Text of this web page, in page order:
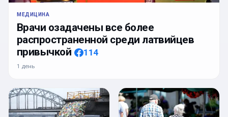
МЕДИЦИНА
Врачи озадачены все более
распространенной среди латвийцев
привычкой
114
1 день